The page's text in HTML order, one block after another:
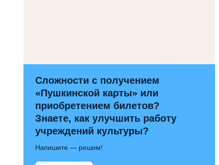
Сложности с получением
«Пушкинской карты» или
приобретением билетов?
Знаете, как улучшить работу
учреждений культуры?
Напишите — решим!